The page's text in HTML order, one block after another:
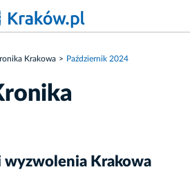
Krakowa Październik 2024
wyzwolenia Krakowa